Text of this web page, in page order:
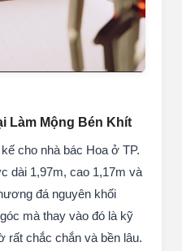
Làm Mộng Bén Khít
cho nhà bác Hoa ở TP.
dài 1,97m, cao 1,17m và
đá nguyên khối
mà thay vào đó là kỹ
rất chắc chắn và bền lâu.